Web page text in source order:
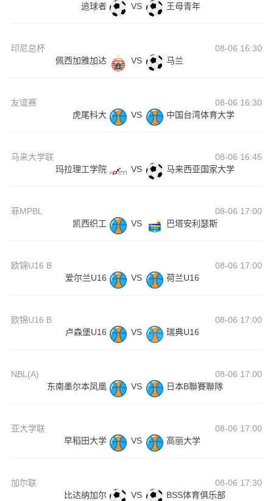
追球者
VS 王母青年
印尼总杯
08-06 16:30
佩西加雅加达
VS 马兰
友谊赛
08-06 16:30
虎尾科大
VS 中国台湾体育大学
马来大学联
08-06 16:45
玛拉理工学院
VS 马来西亚国家大学
菲MPBL
08-06 17:00
凯西织工
VS 巴塔安利瑟斯
欧锦U16 B
08-06 17:00
爱尔兰U16
VS 荷兰U16
欧锦U16 B
08-06 17:00
卢森堡U16
VS 瑞典U16
NBL(A)
08-06 17:00
东南墨尔本凤凰
VS 日本B聯賽聯隊
亚大学联
08-06 17:00
早稻田大学
VS 高丽大学
加尔联
08-06 17:30
比达纳加尔
VS BSS体育俱乐部